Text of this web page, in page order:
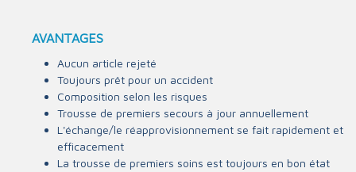
AVANTAGES
Aucun article rejeté
Toujours prêt pour un accident
Composition selon les risques
Trousse de premiers secours à jour annuellement
L'échange/le réapprovisionnement se fait rapidement et
efficacement
La trousse de premiers soins est toujours en bon état